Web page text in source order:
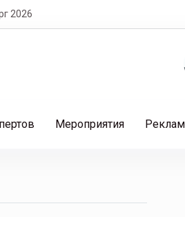
2026
Мероприятия